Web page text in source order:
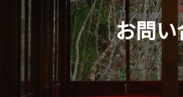
お問い